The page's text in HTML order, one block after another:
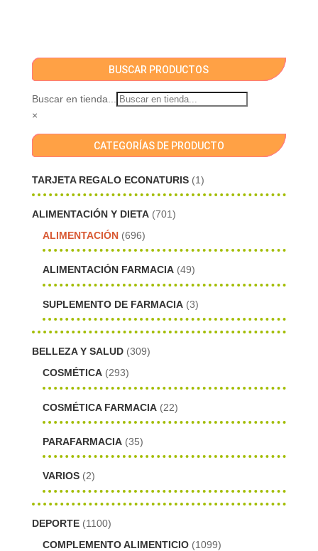
BUSCAR PRODUCTOS
Buscar en tienda...
×
CATEGORÍAS DE PRODUCTO
TARJETA REGALO ECONATURIS (1)
ALIMENTACIÓN Y DIETA (701)
ALIMENTACIÓN (696)
ALIMENTACIÓN FARMACIA (49)
SUPLEMENTO DE FARMACIA (3)
BELLEZA Y SALUD (309)
COSMÉTICA (293)
COSMÉTICA FARMACIA (22)
PARAFARMACIA (35)
VARIOS (2)
DEPORTE (1100)
COMPLEMENTO ALIMENTICIO (1099)